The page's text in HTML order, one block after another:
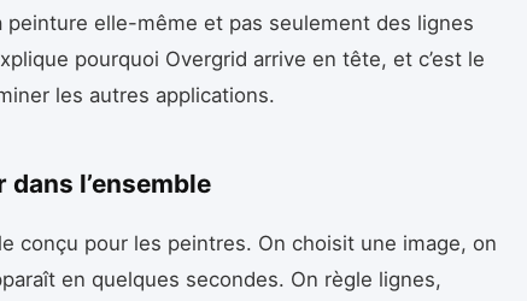
peinture elle-même et pas seulement des lignes
pourquoi Overgrid arrive en tête, et c’est le
les autres applications.
dans l’ensemble
conçu pour les peintres. On choisit une image, on
en quelques secondes. On règle lignes,